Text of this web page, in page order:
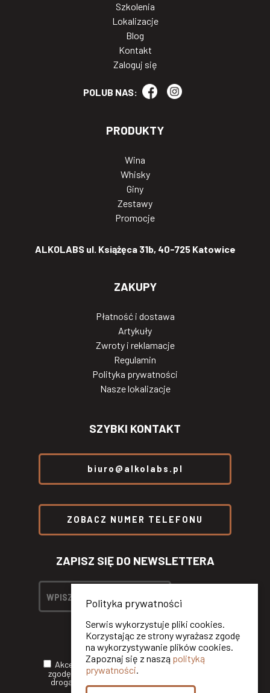
Szkolenia
Lokalizacje
Blog
Kontakt
Zaloguj się
POLUB NAS:
PRODUKTY
Wina
Whisky
Giny
Zestawy
Promocje
ALKOLABS ul. Książęca 31b, 40-725 Katowice
ZAKUPY
Płatność i dostawa
Artykuły
Zwroty i reklamacje
Regulamin
Polityka prywatności
Nasze lokalizacje
SZYBKI KONTAKT
biuro@alkolabs.pl
ZOBACZ NUMER TELEFONU
ZAPISZ SIĘ DO NEWSLETTERA
AkceptujęPolitykę Prywatnościoraz wyrażam
zgodę na otrzymywanie informacji handlowych
drogą elektroniczną od ALKOLABS SP. Z O.O.*
Polityka prywatności
Serwis wykorzystuje pliki cookies.
Korzystając ze strony wyrażasz zgodę
na wykorzystywanie plików cookies.
Zapoznaj się z naszą polityką
prywatności.